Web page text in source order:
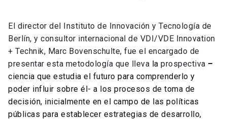
El director del Instituto de Innovación y Tecnología de
Berlín, y consultor internacional de VDI/VDE Innovation
+ Technik, Marc Bovenschulte, fue el encargado de
presentar esta metodología que lleva la prospectiva –
ciencia que estudia el futuro para comprenderlo y
poder influir sobre él- a los procesos de toma de
decisión, inicialmente en el campo de las políticas
públicas para establecer estrategias de desarrollo,